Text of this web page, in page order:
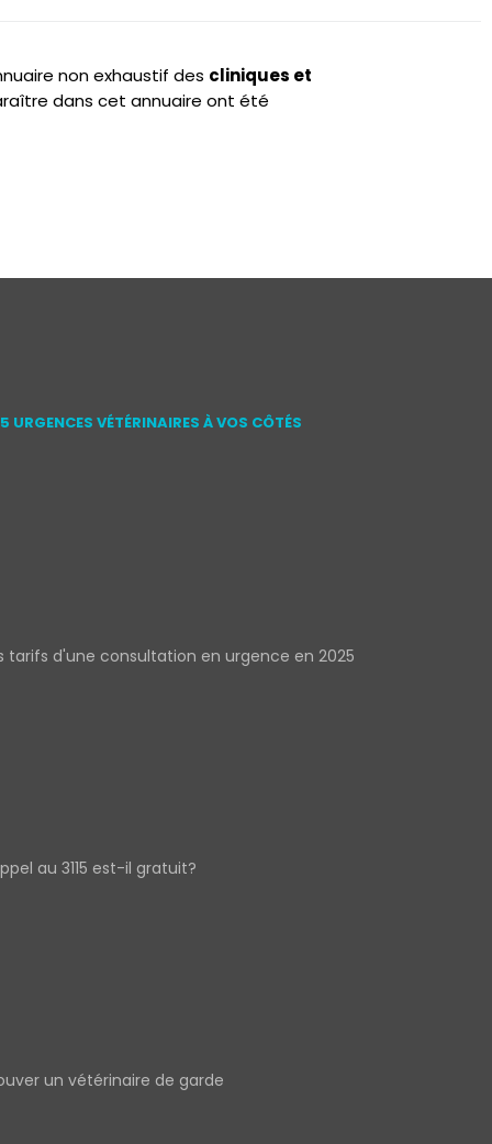
non exhaustif des cliniques et
dans cet annuaire ont été
URGENCES VÉTÉRINAIRES À VOS CÔTÉS
tarifs d'une consultation en urgence en 2025
au 3115 est-il gratuit?
un vétérinaire de garde